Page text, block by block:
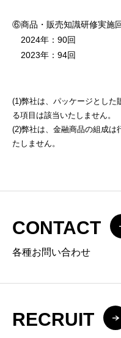
⑥商品・販売知識研修実施
2024年：90回
2023年：94回
(1)弊社は、パッケージとした
る項目は該当いたしません。
(2)弊社は、金融商品の組成は
たしません。
CONTACT
各種お問い合わせ
RECRUIT